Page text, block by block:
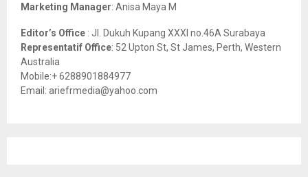
Marketing Manager: Anisa Maya M
Editor’s Office : Jl. Dukuh Kupang XXXI no.46A Surabaya
Representatif Office: 52 Upton St, St James, Perth, Western
Australia
Mobile:+ 6288901884977
Email: ariefrmedia@yahoo.com